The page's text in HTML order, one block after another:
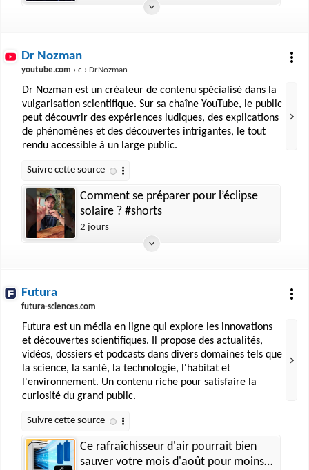
Dr Nozman
youtube.com › c › DrNozman
Dr Nozman est un créateur de contenu spécialisé dans la
vulgarisation scientifique. Sur sa chaîne YouTube, le public
peut découvrir des expériences ludiques, des explications
de phénomènes et des découvertes intrigantes, le tout
rendu accessible à un large public.
Comment se préparer pour l’éclipse
solaire ? #shorts
2 jours
Futura
futura-sciences.com
Futura est un média en ligne qui explore les innovations
et découvertes scientifiques. Il propose des actualités,
vidéos, dossiers et podcasts dans divers domaines tels que
la science, la santé, la technologie, l'habitat et
l'environnement. Un contenu riche pour satisfaire la
curiosité du grand public.
Ce rafraîchisseur d'air pourrait bien
sauver votre mois d'août pour moins